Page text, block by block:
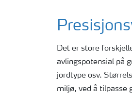
Det er store
avlingspotensial på
jordtype osv.
miljø, ved å tilpasse